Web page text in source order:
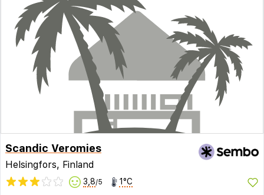
Scandic Veromies
Helsingfors, Finland
3,8/5 1°C